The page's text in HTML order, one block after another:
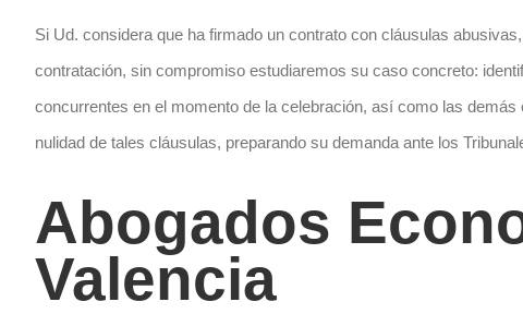
Si Ud. considera que ha firmado un contrato con cláusulas
contratación, sin compromiso estudiaremos su caso concreto:
concurrentes en el momento de la celebración, así como las
nulidad de tales cláusulas, preparando su demanda ante los
Abogados
Valencia